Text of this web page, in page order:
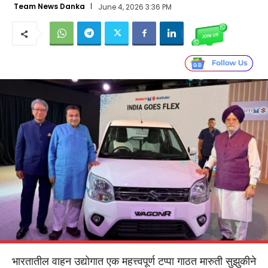
Team News Danka June 4, 2026 3:36 PM
भारतातील वाहन उद्योगात एक महत्त्वपूर्ण टप्पा गाठत मारुती सुझुकीने